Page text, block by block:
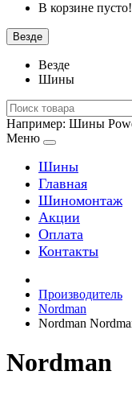
В корзине пусто!
Везде
Везде
Шины
Например: Шины
Меню
Шины
Главная
Шиномонтаж
Акции
Оплата
Контакты
Производитель
Nordman
Nordman
Nordman